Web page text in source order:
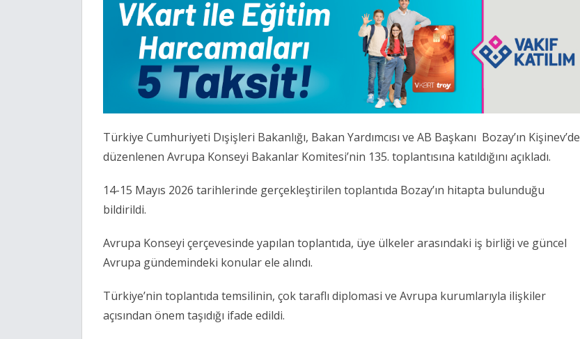
Türkiye Cumhuriyeti Dışişleri Bakanlığı, Bakan Yardımcısı ve AB Başkanı Bozay’ın Kişinev’de
düzenlenen Avrupa Konseyi Bakanlar Komitesi’nin 135. toplantısına katıldığını açıkladı.
14-15 Mayıs 2026 tarihlerinde gerçekleştirilen toplantıda Bozay’ın hitapta bulunduğu
bildirildi.
Avrupa Konseyi çerçevesinde yapılan toplantıda, üye ülkeler arasındaki iş birliği ve güncel
Avrupa gündemindeki konular ele alındı.
Türkiye’nin toplantıda temsilinin, çok taraflı diplomasi ve Avrupa kurumlarıyla ilişkiler
açısından önem taşıdığı ifade edildi.